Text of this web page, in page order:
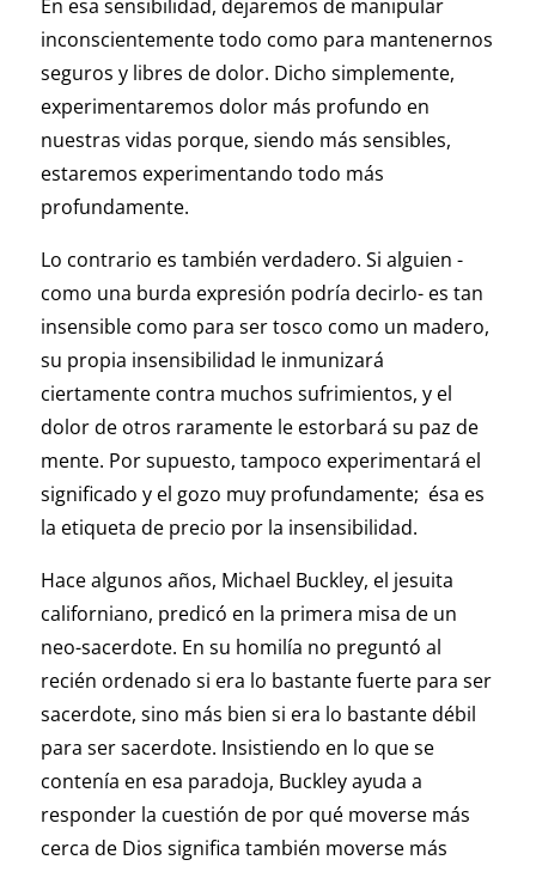
En esa sensibilidad, dejaremos de manipular
inconscientemente todo como para mantenernos
seguros y libres de dolor. Dicho simplemente,
experimentaremos dolor más profundo en
nuestras vidas porque, siendo más sensibles,
estaremos experimentando todo más
profundamente.
Lo contrario es también verdadero. Si alguien -
como una burda expresión podría decirlo- es tan
insensible como para ser tosco como un madero,
su propia insensibilidad le inmunizará
ciertamente contra muchos sufrimientos, y el
dolor de otros raramente le estorbará su paz de
mente. Por supuesto, tampoco experimentará el
significado y el gozo muy profundamente; ésa es
la etiqueta de precio por la insensibilidad.
Hace algunos años, Michael Buckley, el jesuita
californiano, predicó en la primera misa de un
neo-sacerdote. En su homilía no preguntó al
recién ordenado si era lo bastante fuerte para ser
sacerdote, sino más bien si era lo bastante débil
para ser sacerdote. Insistiendo en lo que se
contenía en esa paradoja, Buckley ayuda a
responder la cuestión de por qué moverse más
cerca de Dios significa también moverse más